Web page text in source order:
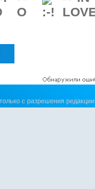
с разрешения